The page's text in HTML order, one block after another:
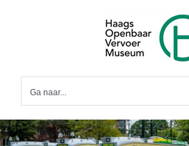
Ga naar...